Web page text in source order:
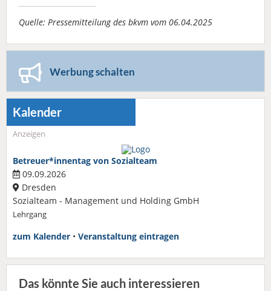
Quelle: Pressemitteilung des bkvm vom 06.04.2025
Werbung schalten
Kalender
Anzeigen
Betreuer*innentag von Sozialteam
09.09.2026
Dresden
Sozialteam - Management und Holding GmbH
Lehrgang
zum Kalender • Veranstaltung eintragen
Das könnte Sie auch interessieren